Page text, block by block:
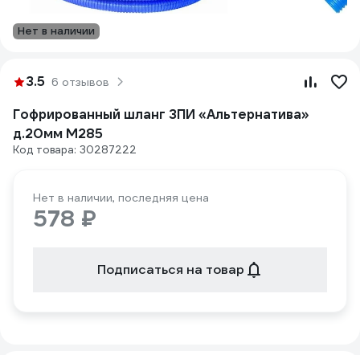
Нет в наличии
3.5 6 отзывов
Гофрированный шланг ЗПИ «Альтернатива»
д.20мм М285
Код товара: 30287222
Нет в наличии, последняя цена
578 ₽
Подписаться на товар